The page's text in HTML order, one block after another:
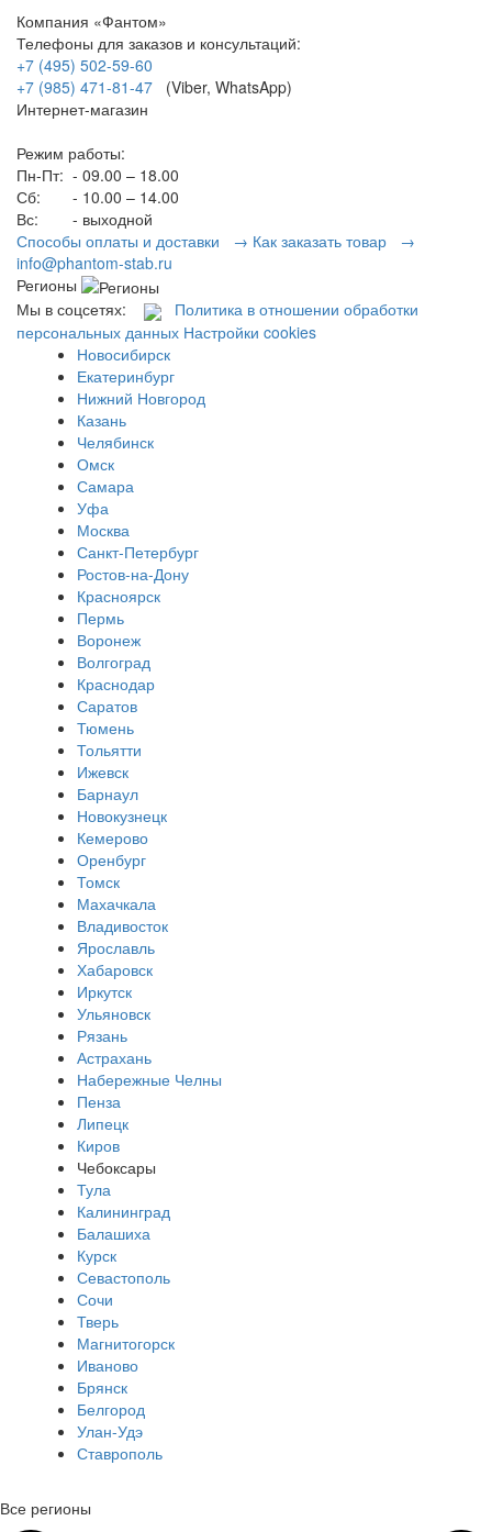
Компания «Фантом»
Телефоны для заказов и консультаций:
+7 (495) 502-59-60
+7 (985) 471-81-47 (Viber, WhatsApp)
Интернет-магазин
Режим работы:
Пн-Пт: - 09.00 – 18.00
Сб:
- 10.00 – 14.00
Вс:
- выходной
Способы оплаты и доставки → Как заказать товар →
info@phantom-stab.ru
Регионы
Мы в соцсетях:
Политика в отношении обработки
персональных данных Настройки cookies
Новосибирск
Екатеринбург
Нижний Новгород
Казань
Челябинск
Омск
Самара
Уфа
Москва
Санкт-Петербург
Ростов-на-Дону
Красноярск
Пермь
Воронеж
Волгоград
Краснодар
Саратов
Тюмень
Тольятти
Ижевск
Барнаул
Новокузнецк
Кемерово
Оренбург
Томск
Махачкала
Владивосток
Ярославль
Хабаровск
Иркутск
Ульяновск
Рязань
Астрахань
Набережные Челны
Пенза
Липецк
Киров
Чебоксары
Тула
Калининград
Балашиха
Курск
Севастополь
Сочи
Тверь
Магнитогорск
Иваново
Брянск
Белгород
Улан-Удэ
Ставрополь
Все регионы